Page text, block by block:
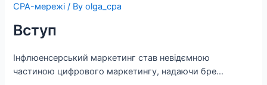
CPA-мережі / Byolga_cpa
Вступ
Інфлюенсерський маркетинг став невідємною
частиною цифрового маркетингу, надаючи бре…